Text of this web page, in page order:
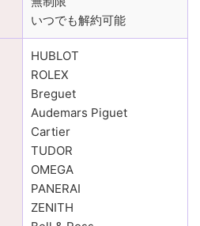
いつでも解約可能
HUBLOT
ROLEX
Breguet
Audemars Piguet
Cartier
TUDOR
OMEGA
PANERAI
ZENITH